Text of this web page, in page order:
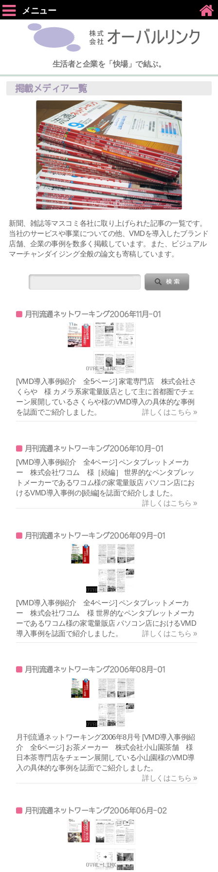
メニュー
生活者と企業を「快場」で結ぶ。
掲載メディア一覧
新聞、雑誌等マスコミ各社に取り上げられた記事の一覧です。
当社のサービスや事業についての他、VMDを導入したブランド
店舗、企業の事例を数多く掲載しています。また、ビジュアル
マーチャンダイジング全般の論文も寄稿しています。
月刊流通ネットワーキング2006年11月-01
[VMD導入事例紹介 全5ページ] 家電専門店 株式会社さ
くらや 様 カメラ系家電量販店として主に首都圏でチェ
ーン展開しているさくらや様のVMD導入の具体的な事例
を誌面でご紹介しました。
詳しくはこちら »
月刊流通ネットワーキング2006年10月-01
[VMD導入事例紹介 全4ページ] ペンタブレットメーカ
ー 株式会社ワコム 様［続編］ 世界的なペンタブレッ
トメーカーであるワコム様の家電量販店 パソコン店にお
けるVMD導入事例の[続編]を誌面で紹介しました。
詳しくはこちら »
月刊流通ネットワーキング2006年09月-01
[VMD導入事例紹介 全4ページ] ペンタブレットメーカ
ー 株式会社ワコム 様 世界的なペンタブレットメーカ
ーであるワコム様の家電量販店 パソコン店におけるVMD
導入事例を誌面で紹介しました。
詳しくはこちら »
月刊流通ネットワーキング2006年08月-01
月刊流通ネットワーキング2006年8月号 [VMD導入事例紹
介 全6ページ] お茶メーカー 株式会社小山園茶舗 様
日本茶専門店をチェーン展開している小山園様のVMD導
入の具体的な事例を誌面でご紹介しました。
詳しくはこちら »
月刊流通ネットワーキング2006年06月-02